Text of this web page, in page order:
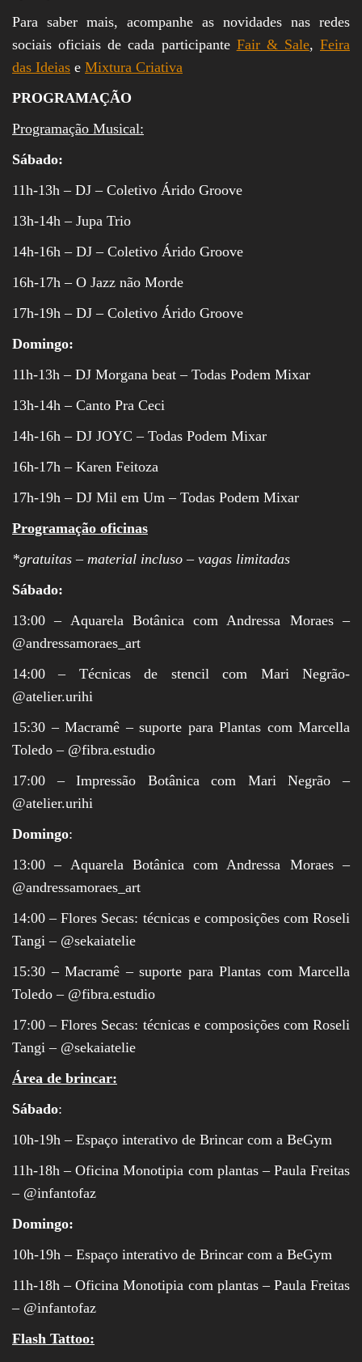
Para saber mais, acompanhe as novidades nas redes
sociais oficiais de cada participante Fair & Sale, Feira
das Ideias e Mixtura Criativa
PROGRAMAÇÃO
Programação Musical:
Sábado:
11h-13h – DJ – Coletivo Árido Groove
13h-14h – Jupa Trio
14h-16h – DJ – Coletivo Árido Groove
16h-17h – O Jazz não Morde
17h-19h – DJ – Coletivo Árido Groove
Domingo:
11h-13h – DJ Morgana beat – Todas Podem Mixar
13h-14h – Canto Pra Ceci
14h-16h – DJ JOYC – Todas Podem Mixar
16h-17h – Karen Feitoza
17h-19h – DJ Mil em Um – Todas Podem Mixar
Programação oficinas
*gratuitas – material incluso – vagas limitadas
Sábado:
13:00 – Aquarela Botânica com Andressa Moraes –
@andressamoraes_art
14:00 – Técnicas de stencil com Mari Negrão-
@atelier.urihi
15:30 – Macramê – suporte para Plantas com Marcella
Toledo – @fibra.estudio
17:00 – Impressão Botânica com Mari Negrão –
@atelier.urihi
Domingo:
13:00 – Aquarela Botânica com Andressa Moraes –
@andressamoraes_art
14:00 – Flores Secas: técnicas e composições com Roseli
Tangi – @sekaiatelie
15:30 – Macramê – suporte para Plantas com Marcella
Toledo – @fibra.estudio
17:00 – Flores Secas: técnicas e composições com Roseli
Tangi – @sekaiatelie
Área de brincar:
Sábado:
10h-19h – Espaço interativo de Brincar com a BeGym
11h-18h – Oficina Monotipia com plantas – Paula Freitas
– @infantofaz
Domingo:
10h-19h – Espaço interativo de Brincar com a BeGym
11h-18h – Oficina Monotipia com plantas – Paula Freitas
– @infantofaz
Flash Tattoo: